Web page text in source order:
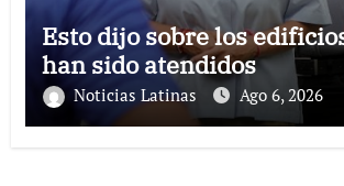
Esto dijo sobre los
han sido atendidos
Noticias Latinas Ago 6, 2026